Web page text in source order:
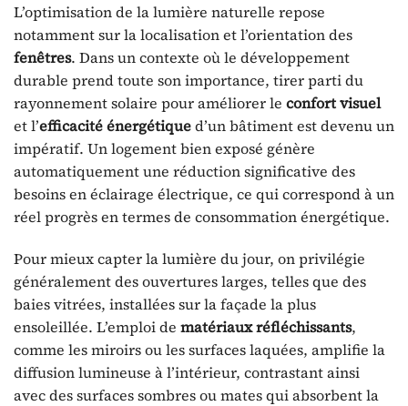
L’optimisation de la lumière naturelle repose
notamment sur la localisation et l’orientation des
fenêtres. Dans un contexte où le développement
durable prend toute son importance, tirer parti du
rayonnement solaire pour améliorer le confort visuel
et l’efficacité énergétiqued’un bâtiment est devenu un
impératif. Un logement bien exposé génère
automatiquement une réduction significative des
besoins en éclairage électrique, ce qui correspond à un
réel progrès en termes de consommation énergétique.
Pour mieux capter la lumière du jour, on privilégie
généralement des ouvertures larges, telles que des
baies vitrées, installées sur la façade la plus
ensoleillée. L’emploi de matériaux réfléchissants,
comme les miroirs ou les surfaces laquées, amplifie la
diffusion lumineuse à l’intérieur, contrastant ainsi
avec des surfaces sombres ou mates qui absorbent la